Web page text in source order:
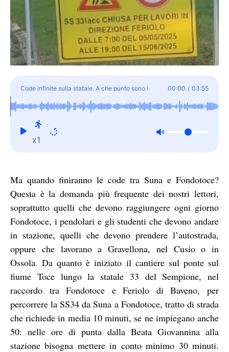
Code infinite sulla statale. A che punto sono i
lavori?
00:00 / 03:55
x1
Ma quando finiranno le code tra Suna e Fondotoce?
Questa è la domanda più frequente dei nostri lettori,
soprattutto quelli che devono raggiungere ogni giorno
Fondotoce, i pendolari e gli studenti che devono andare
in stazione, quelli che devono prendere l’autostrada,
oppure che lavorano a Gravellona, nel Cusio o in
Ossola. Da quanto è iniziato il cantiere sul ponte sul
fiume Toce lungo la statale 33 del Sempione, nel
raccordo tra Fondotoce e Feriolo di Baveno, per
percorrere la SS34 da Suna a Fondotoce, tratto di strada
che richiede in media 10 minuti, se ne impiegano anche
50: nelle ore di punta dalla Beata Giovannina alla
stazione bisogna mettere in conto minimo 30 minuti.